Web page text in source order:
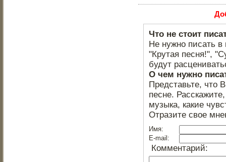
Что не стоит
Не нужно писать в
"Крутая песня!",
будут
О чем нужно
Представьте, что
песне.
музыка, какие
Отразите свое
Имя:
E-mail:
Комментарий: